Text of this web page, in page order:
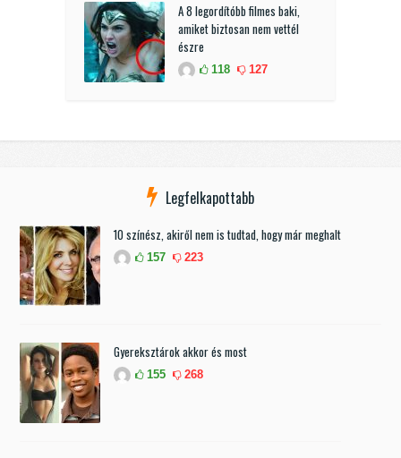
A 8 legordítóbb filmes baki,
amiket biztosan nem vettél
észre
118 127
Legfelkapottabb
10 színész, akiről nem is tudtad, hogy már meghalt
157 223
Gyereksztárok akkor és most
155 268